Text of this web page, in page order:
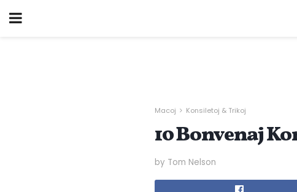
Macoj Konsiletoj & Trikoj
10 Bonvenaj
by Tom Nelson